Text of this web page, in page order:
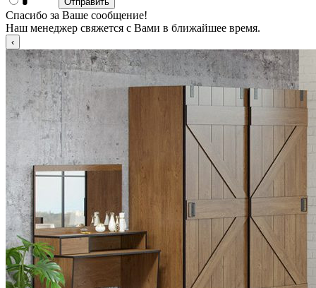
Спасибо за Ваше сообщение!
Наш менеджер свяжется с Вами в ближайшее время.